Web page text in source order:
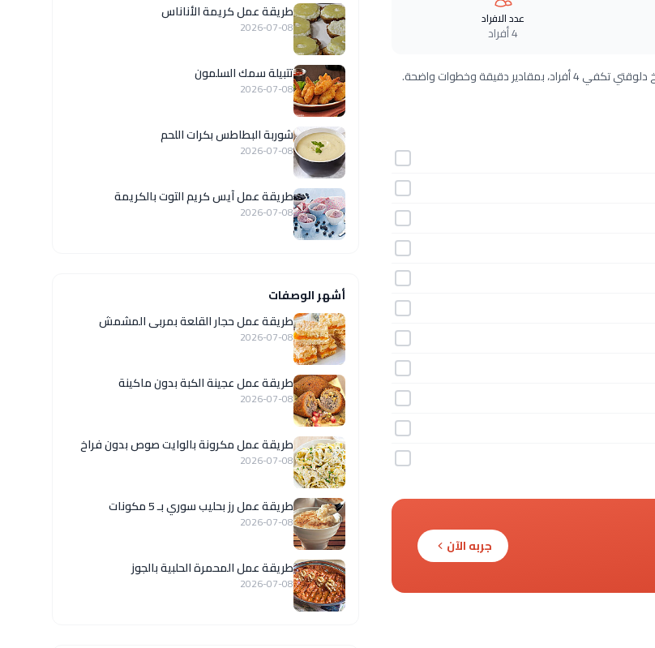
عدد الافراد
4 أفراد
جربه الآن
طريقة عمل كريمة الأناناس
2026-07-08
تتبيلة سمك السلمون
2026-07-08
شوربة البطاطس بكرات اللحم
2026-07-08
طريقة عمل آيس كريم التوت بالكريمة
2026-07-08
أشهر الوصفات
طريقة عمل حجار القلعة بمربى المشمش
2026-07-08
طريقة عمل عجينة الكبة بدون ماكينة
2026-07-08
طريقة عمل مكرونة بالوايت صوص بدون فراخ
2026-07-08
طريقة عمل رز بحليب سوري بـ 5 مكونات
2026-07-08
طريقة عمل المحمرة الحلبية بالجوز
2026-07-08